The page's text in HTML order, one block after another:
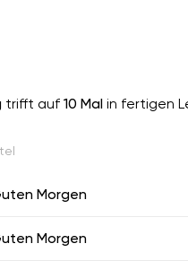
trifft auf 10 Mal in fertigen
Morgen
Morgen